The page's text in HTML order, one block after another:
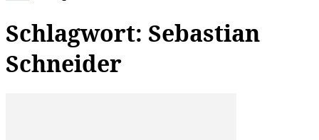
Schlagwort: Sebastian
Schneider